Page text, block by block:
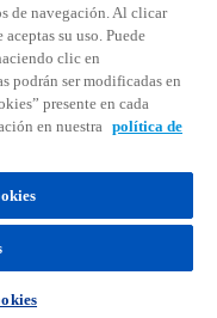
s
e
b
r
e
s
e
b
e
s
e
a
b
e
Política de cookies
y firma miembro de la
independientes
inglesa limitada por
más detalles sobre la
por favor
de navegación. Al clicar
su uso. Puede
clic en
podrán ser modificadas en
presente en cada
en nuestra política de